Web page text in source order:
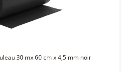
30 mx 60 cm x 4,5 mm noir